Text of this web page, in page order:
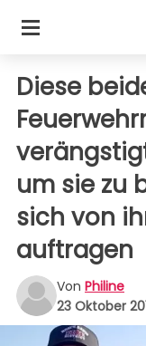
Diese
um sie zu
sich von
auftragen
Von Philine
23 Oktober